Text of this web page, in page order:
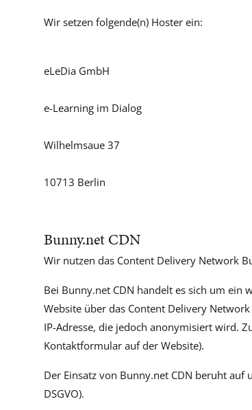
Wir setzen folgende(n) Hoster ein:
eLeDia GmbH
e-Learning im Dialog
Wilhelmsaue 37
10713 Berlin
Bunny.net CDN
Wir nutzen das Content Delivery Network
Bei Bunny.net CDN handelt es sich um
Website über das Content Delivery
IP-Adresse, die jedoch anonymisiert wird.
Kontaktformular auf der Website).
Der Einsatz von Bunny.net CDN beruht
DSGVO).